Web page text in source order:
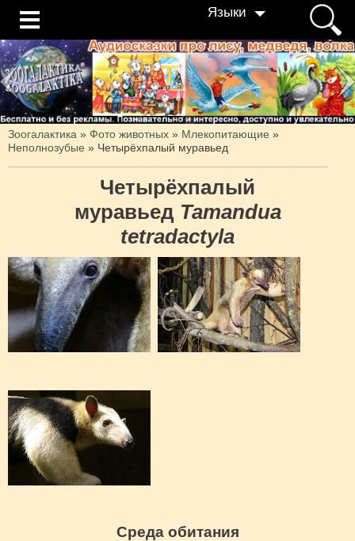
Языки
Зоогалактика » Фото животных » Млекопитающие »
Неполнозубые » Четырёхпалый муравьед
Четырёхпалый
муравьед Tamandua
tetradactyla
Среда обитания